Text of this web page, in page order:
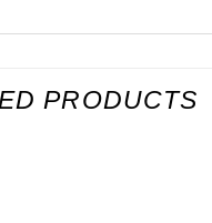
PRODUCTS